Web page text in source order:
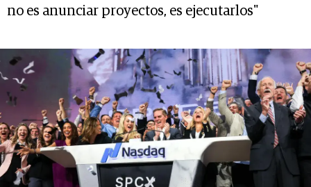
no es anunciar proyectos, es ejecutarlos"